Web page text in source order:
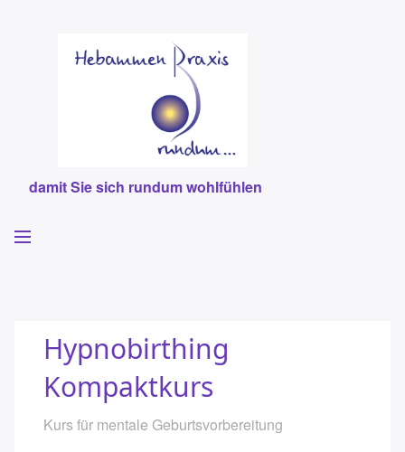
damit Sie sich rundum wohlfühlen
Leistungen
Team
Kurse in der Schwangerschaft
Hypnobirthing
Kompaktkurs
Kurs für mentale Geburtsvorbereitung